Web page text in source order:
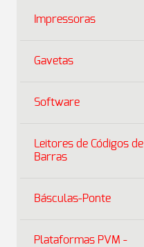
Impressoras
Gavetas
Software
Leitores de Códigos de
Barras
Básculas-Ponte
Plataformas PVM -